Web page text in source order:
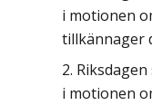
i motionen
tillkännager
i motionen